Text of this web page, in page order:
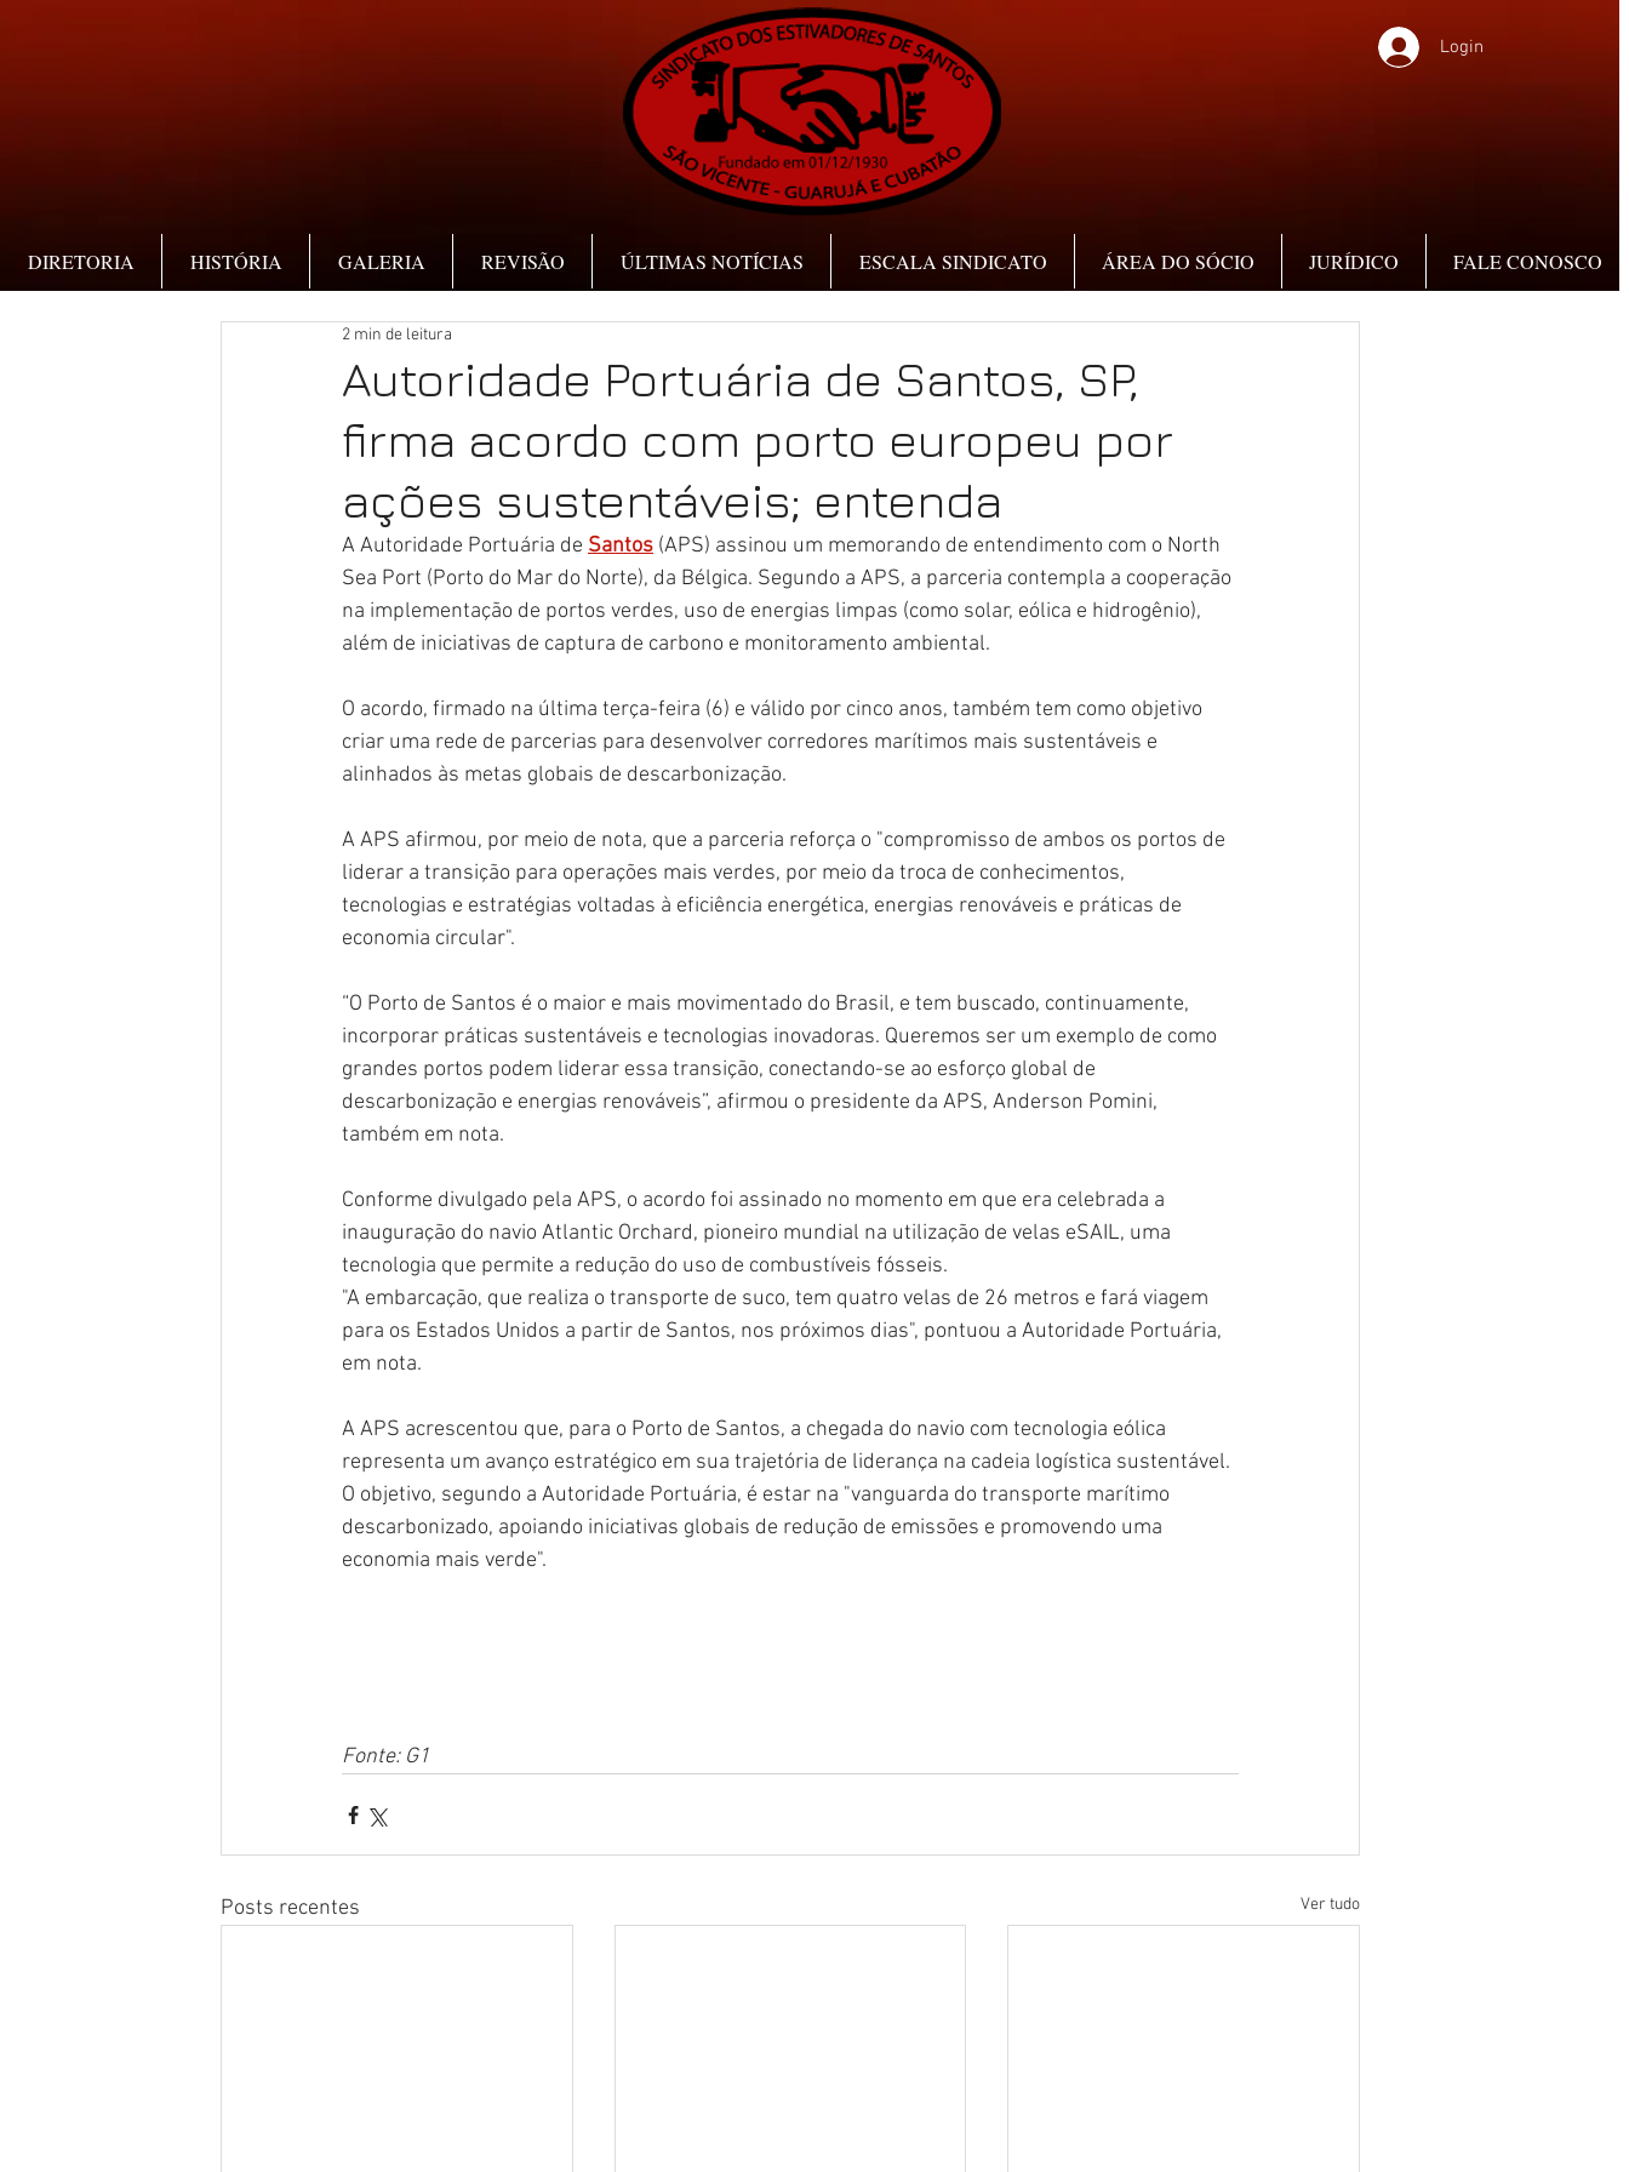
Login
DIRETORIA HISTÓRIA GALERIA REVISÃO ÚLTIMAS NOTÍCIAS ESCALA SINDICATO ÁREA DO SÓCIO JURÍDICO FALE CONOSCO
Autoridade Portuária de Santos, SP,
firma acordo com porto europeu por
ações sustentáveis; entenda
2 min de leitura
A Autoridade Portuária de Santos (APS) assinou um memorando de entendimento com o North
Sea Port (Porto do Mar do Norte), da Bélgica. Segundo a APS, a parceria contempla a cooperação
na implementação de portos verdes, uso de energias limpas (como solar, eólica e hidrogênio),
além de iniciativas de captura de carbono e monitoramento ambiental.
O acordo, firmado na última terça-feira (6) e válido por cinco anos, também tem como objetivo
criar uma rede de parcerias para desenvolver corredores marítimos mais sustentáveis e
alinhados às metas globais de descarbonização.
A APS afirmou, por meio de nota, que a parceria reforça o "compromisso de ambos os portos de
liderar a transição para operações mais verdes, por meio da troca de conhecimentos,
tecnologias e estratégias voltadas à eficiência energética, energias renováveis e práticas de
economia circular".
“O Porto de Santos é o maior e mais movimentado do Brasil, e tem buscado, continuamente,
incorporar práticas sustentáveis e tecnologias inovadoras. Queremos ser um exemplo de como
grandes portos podem liderar essa transição, conectando-se ao esforço global de
descarbonização e energias renováveis”, afirmou o presidente da APS, Anderson Pomini,
também em nota.
Conforme divulgado pela APS, o acordo foi assinado no momento em que era celebrada a
inauguração do navio Atlantic Orchard, pioneiro mundial na utilização de velas eSAIL, uma
tecnologia que permite a redução do uso de combustíveis fósseis.
"A embarcação, que realiza o transporte de suco, tem quatro velas de 26 metros e fará viagem
para os Estados Unidos a partir de Santos, nos próximos dias", pontuou a Autoridade Portuária,
em nota.
A APS acrescentou que, para o Porto de Santos, a chegada do navio com tecnologia eólica
representa um avanço estratégico em sua trajetória de liderança na cadeia logística sustentável.
O objetivo, segundo a Autoridade Portuária, é estar na "vanguarda do transporte marítimo
descarbonizado, apoiando iniciativas globais de redução de emissões e promovendo uma
economia mais verde".
Fonte: G1
Posts recentes Ver tudo